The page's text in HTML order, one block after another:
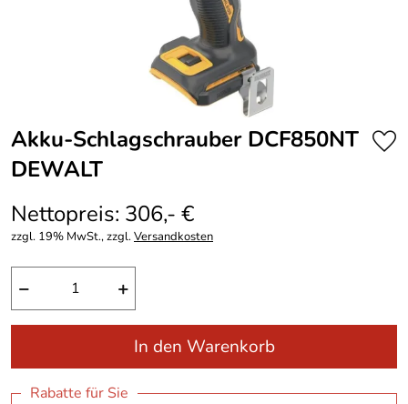
Akku-Schlagschrauber DCF850NT
DEWALT
Nettopreis: 306,- €
zzgl. 19% MwSt., zzgl.Versandkosten
− +
In den Warenkorb
Rabatte für Sie